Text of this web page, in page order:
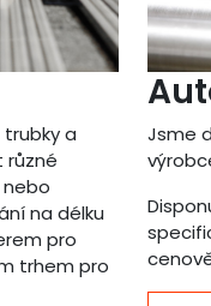
a
různé
nebo
na délku
pro
trhem pro
Jsme